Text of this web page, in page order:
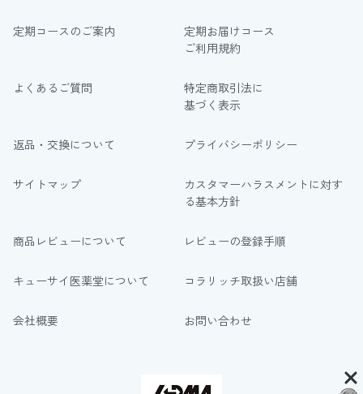
定期コースのご案内
定期お届けコース
ご利用規約
よくあるご質問
特定商取引法に
基づく表示
返品・交換について プライバシーポリシー
サイトマップ
カスタマーハラスメントに対す
る基本方針
商品レビューについて レビューの登録手順
キューサイ医薬堂について コラリッチ取扱い店舗
会社概要 お問い合わせ